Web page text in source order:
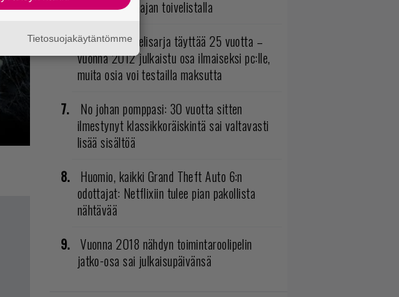
miljoonan pelaajan toivelistalla
Rakastettu pelisarja täyttää 25 vuotta –
vuonna 2012 julkaistu osa ilmaiseksi pc:lle,
muita osia voi testailla maksutta
No johan pomppasi: 30 vuotta sitten
ilmestynyt klassikkoräiskintä sai valtavasti
lisää sisältöä
Huomio, kaikki Grand Theft Auto 6:n
odottajat: Netflixiin tulee pian pakollista
nähtävää
Vuonna 2018 nähdyn toimintaroolipelin
jatko-osa sai julkaisupäivänsä
Tietosuojakäytäntömme